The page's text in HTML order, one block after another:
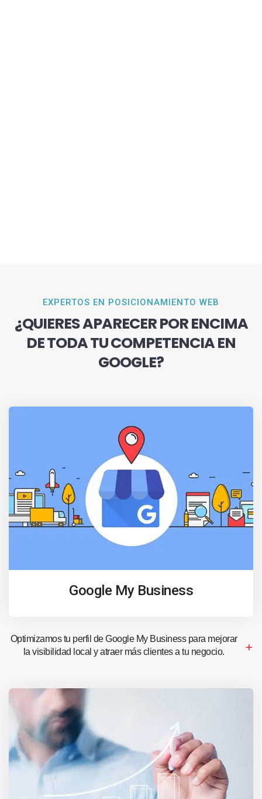
EXPERTOS EN POSICIONAMIENTO WEB
¿QUIERES APARECER POR ENCIMA
DE TODA TU COMPETENCIA EN
GOOGLE?
Google My Business
Optimizamos tu perfil de Google My Business para mejorar
la visibilidad local y atraer más clientes a tu negocio.